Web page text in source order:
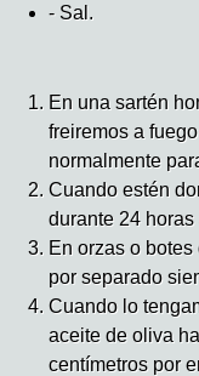
- Sal.
En una sartén
freiremos a
normalmente
Cuando estén
durante 24
En orzas o
por separado
Cuando lo
aceite de oliva
centímetros por